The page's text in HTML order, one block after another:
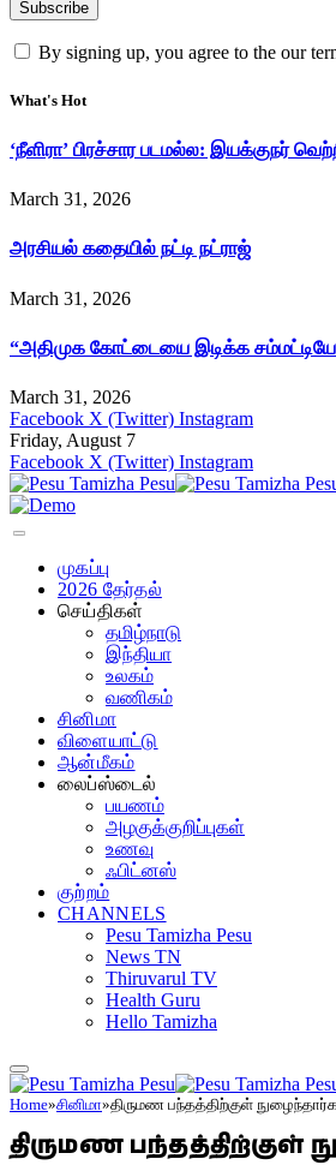
By signing up, you agree to the our
What's Hot
‘நீளிரா’ பிரச்சார படமல்ல: இயக்குநர்
March 31, 2026
அரசியல் கதையில் நட்டி நட்ராஜ்
March 31, 2026
“அதிமுக கோட்டையை இடிக்க
March 31, 2026
Facebook X (Twitter) Instagram
Friday, August 7
Facebook X (Twitter) Instagram
முகப்பு
2026 தேர்தல்
செய்திகள்
தமிழ்நாடு
இந்தியா
உலகம்
வணிகம்
சினிமா
விளையாட்டு
ஆன்மீகம்
லைப்ஸ்டைல்
பயணம்
அழகுக்குறிப்புகள்
உணவு
ஃபிட்னஸ்
குற்றம்
CHANNELS
Pesu Tamizha Pesu
News TN
Thiruvarul TV
Health Guru
Hello Tamizha
Home»சினிமா»திருமண பந்தத்திற்குள்
திருமண பந்தத்திற்குள்